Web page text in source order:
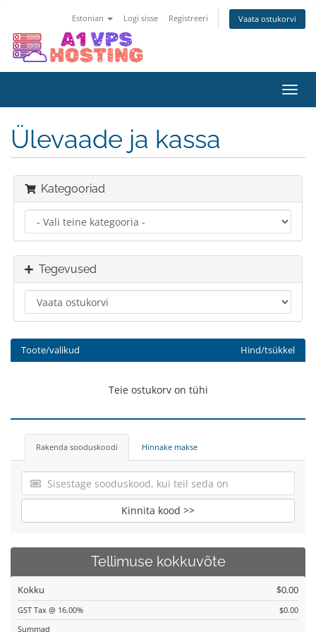
Estonian Logi sisse Registreeri Vaata ostukorvi
Ülevaade ja kassa
Kategooriad
Tegevused
Toote/valikud Hind/tsükkel
Teie ostukorv on tühi
Rakenda sooduskoodi Hinnake makse
Kinnita kood >>
Tellimuse kokkuvõte
Kokku $0.00
GST Tax @ 16.00%
$0.00
Summad